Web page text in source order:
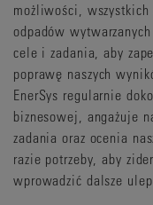
możliwości,
odpadów wytwarzanych
cele i zadania, aby
poprawę naszych
EnerSys regularnie
biznesowej, angażuje
zadania oraz ocenia
razie potrzeby, aby
wprowadzić dalsze